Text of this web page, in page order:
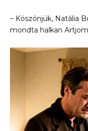
– Köszönjük, Natália
mondta halkan